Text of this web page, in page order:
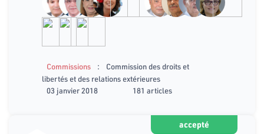
Commissions :
Commission des droits et
libertés et des relations extérieures
03 janvier 2018
181 articles
accepté